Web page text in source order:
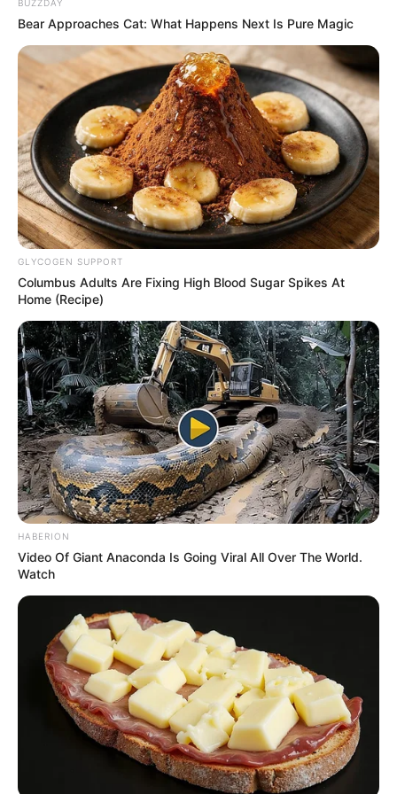
Sindicato cobrou uma taxa ilegal
Um caso recente que envolve o Seaac Sorocaba e Região,
representante da categoria de agentes autônomos, vem causando
polêmica. Como mostrou a Folha, na convenção coletiva
2023/2024, a cobrança assistencial está fixada em 12% do valor do
salário dos profissionais e houve a inclusão de uma taxa de R$ 150
em caso de oposição à cobrança. O prazo para manifestar a
oposição é de apenas dez dias. Segundo a advogada Priscila
Moreira, a taxa é ilegal.
oposição, isso é ilegal. O sindicato não pode cobrar algo de um
empregado que não é filiado para ele se opor à cobrança. Isso não
pode. Fere o artigo 8º da Constituição Federal, na interpretação do
inciso V: não sendo obrigatória a filiação, o pagamento também
não o é”, explica a advogada.
Sobre a cobrança de 12% do valor do salário dos
, a advogada considera abusiva, mas não ilegal: “De
fato é abusiva a cobrança, mas acaba sendo uma negociação
BUZZDAY
Bear Approaches Cat: What Happens Next Is Pure Magic
GLYCOGEN SUPPORT
Columbus Adults Are Fixing High Blood Sugar Spikes At
Home (Recipe)
HABERION
Video Of Giant Anaconda Is Going Viral All Over The World.
Watch